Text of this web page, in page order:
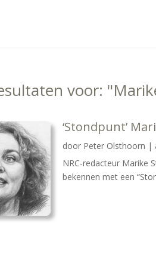
voor:
‘Stondpunt’
door Peter Olsthoorn |
NRC-redacteur Marike
bekennen met een